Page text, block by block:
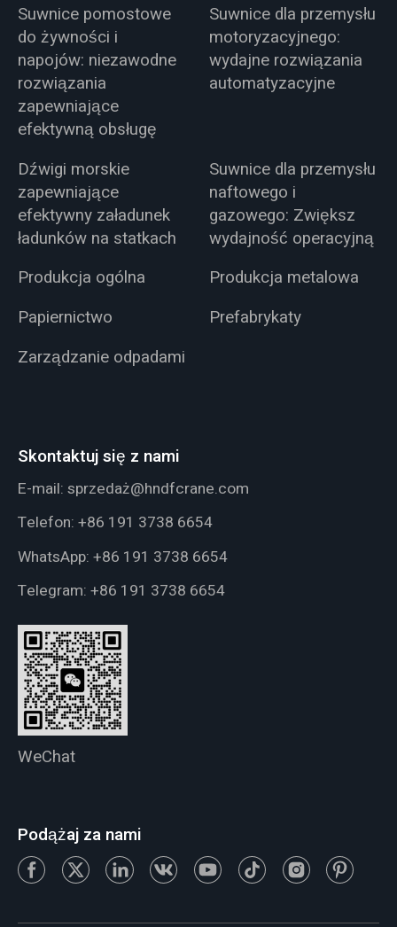
Suwnice pomostowe
do żywności i
napojów: niezawodne
rozwiązania
zapewniające
efektywną obsługę
Suwnice dla przemysłu
motoryzacyjnego:
wydajne rozwiązania
automatyzacyjne
Dźwigi morskie
zapewniające
efektywny załadunek
ładunków na statkach
Suwnice dla przemysłu
naftowego i
gazowego: Zwiększ
wydajność operacyjną
Produkcja ogólna
Produkcja metalowa
Papiernictwo
Prefabrykaty
Zarządzanie odpadami
Skontaktuj się z nami
E-mail: sprzedaż@hndfcrane.com
Telefon: +86 191 3738 6654
WhatsApp: +86 191 3738 6654
Telegram: +86 191 3738 6654
WeChat
Podążaj za nami